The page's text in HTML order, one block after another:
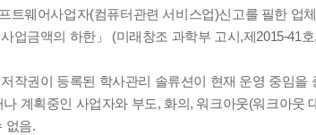
트웨어사업자(컴퓨터관련 서비스업)신고를 필한 업체
업금액의 하한」 (미래창조 과학부 고시,제2015-41
작권이 등록된 학사관리 솔류션이 현재 운영 중임을
계획중인 사업자와 부도, 화의, 워크아웃(워크아웃
없음.